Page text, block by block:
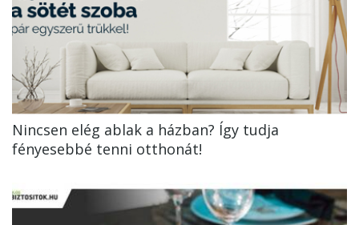
Nincsen elég ablak a házban? Így tudja
fényesebbé tenni otthonát!